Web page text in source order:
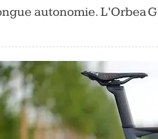
autonomie. L’Orbea